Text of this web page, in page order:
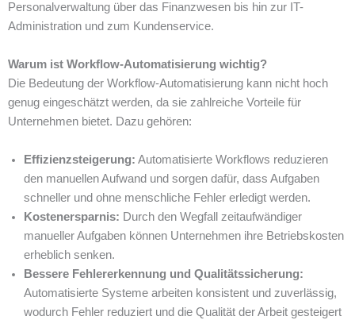
Personalverwaltung über das Finanzwesen bis hin zur IT-
Administration und zum Kundenservice.
Warum ist Workflow-Automatisierung wichtig?
Die Bedeutung der Workflow-Automatisierung kann nicht hoch
genug eingeschätzt werden, da sie zahlreiche Vorteile für
Unternehmen bietet. Dazu gehören:
Effizienzsteigerung: Automatisierte Workflows reduzieren
den manuellen Aufwand und sorgen dafür, dass Aufgaben
schneller und ohne menschliche Fehler erledigt werden.
Kostenersparnis: Durch den Wegfall zeitaufwändiger
manueller Aufgaben können Unternehmen ihre Betriebskosten
erheblich senken.
Bessere Fehlererkennung und Qualitätssicherung:
Automatisierte Systeme arbeiten konsistent und zuverlässig,
wodurch Fehler reduziert und die Qualität der Arbeit gesteigert